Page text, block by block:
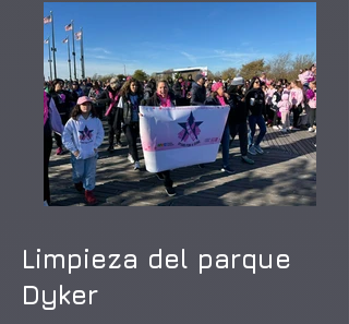
Limpieza del parque
Dyker